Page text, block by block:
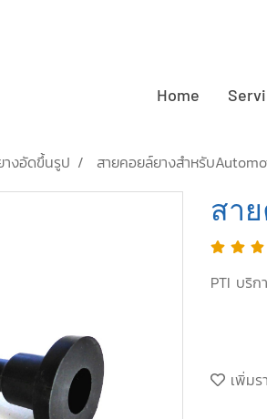
Home
งอัดขึ้นรูป สายคอยล์ยางสำหรับ
สา
PTI บริ
เพิ่มร